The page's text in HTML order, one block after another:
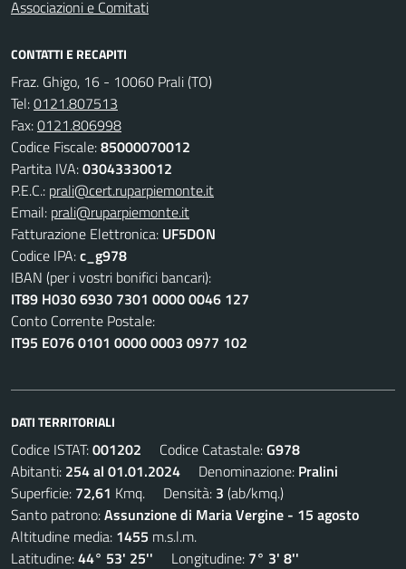
Associazioni e Comitati
CONTATTI E RECAPITI
Fraz. Ghigo, 16 - 10060 Prali (TO)
Tel:0121.807513
Fax:0121.806998
Codice Fiscale:85000070012
Partita IVA:03043330012
P.E.C.: prali@cert.ruparpiemonte.it
Email: prali@ruparpiemonte.it
Fatturazione Elettronica: UF5DON
Codice IPA:c_g978
IBAN (per i vostri bonifici bancari):
IT89 H030 6930 7301 0000 0046 127
Conto Corrente Postale:
IT95 E076 0101 0000 0003 0977 102
DATI TERRITORIALI
Codice ISTAT:001202 Codice Catastale:G978
Abitanti: 254 al 01.01.2024 Denominazione: Pralini
Superficie: 72,61 Kmq. Densità: 3 (ab/kmq.)
Santo patrono:Assunzione di Maria Vergine - 15 agosto
Altitudine media: 1455 m.s.l.m.
Latitudine:44° 53' 25'' Longitudine: 7° 3' 8''